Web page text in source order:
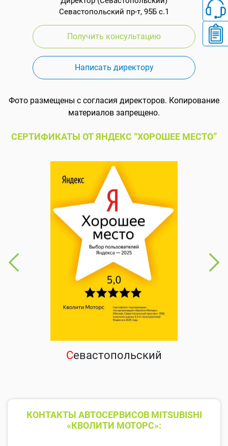
Севастопольский пр-т, 95Б с.1
Получить консультацию
Написать директору
Фото размещены с согласия директоров. Копирование
материалов запрещено.
СЕРТИФИКАТЫ ОТ ЯНДЕКС “ХОРОШЕЕ МЕСТО”
Севастопольский
КОНТАКТЫ АВТОСЕРВИСОВ MITSUBISHI
«КВОЛИТИ МОТОРС»: